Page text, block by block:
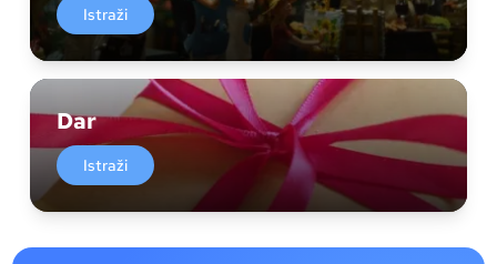
Istraži
Dar
Istraži